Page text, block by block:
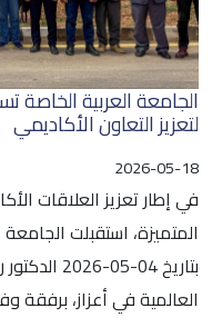
الجامعة العربية الخاصة
لتعزيز التعاون الأكاديمي
2026-05-18
في إطار تعزيز العلاقات
المتميزة، استقبلت الجامعة
بتاريخ
العالمية في أعزاز،